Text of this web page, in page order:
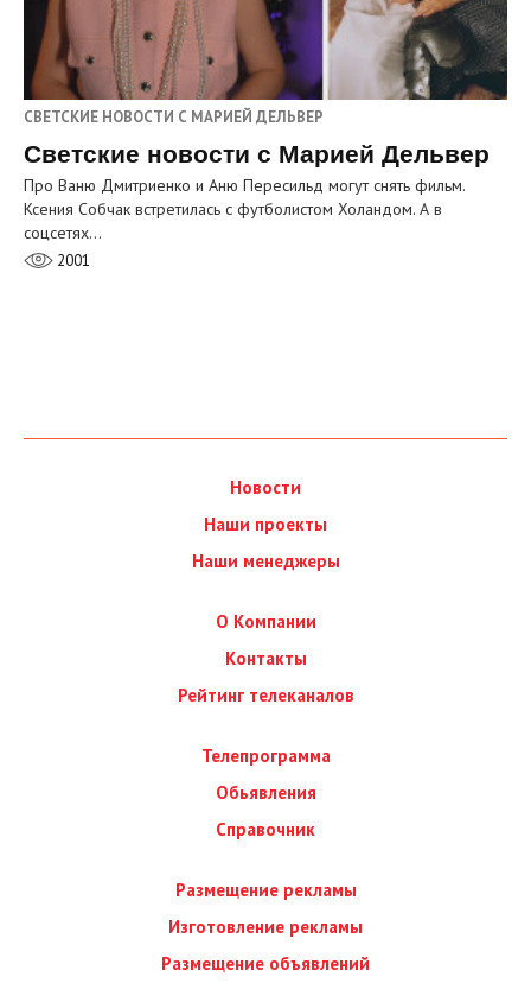
СВЕТСКИЕ НОВОСТИ С МАРИЕЙ ДЕЛЬВЕР
Светские новости с Марией Дельвер
Про Ваню Дмитриенко и Аню Пересильд могут снять фильм.
Ксения Собчак встретилась с футболистом Холандом. А в
соцсетях…
2001
Новости
Наши проекты
Наши менеджеры
О Компании
Контакты
Рейтинг телеканалов
Телепрограмма
Обьявления
Справочник
Размещение рекламы
Изготовление рекламы
Размещение объявлений